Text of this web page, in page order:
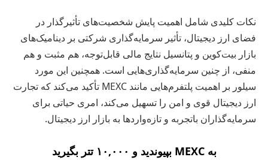
نکات کلیدی شامل اهمیت پایش شخصیت‌های تأثیرگذار در
فضای ارز دیجیتال، تأثیر سرمایه‌گذاری شرکتی بر دینامیک‌های
بازار بیت‌کوین و پتانسیل نتایج مالی قابل‌توجه، هم مثبت و هم
منفی، از چنین سرمایه‌گذاری‌هایی است. همچنین این مورد
سیلور بر اهمیت پلتفرم‌هایی مانند MEXC تأکید می‌کند که تجارت
ارز دیجیتال قوی و امن را تسهیل می‌کند، امری حیاتی برای
سرمایه‌گذاران باتجربه و تازه‌واردها به بازار ارز دیجیتال.
به MEXC بپیوندید و ۱۰,۰۰۰ تتر بگیرید